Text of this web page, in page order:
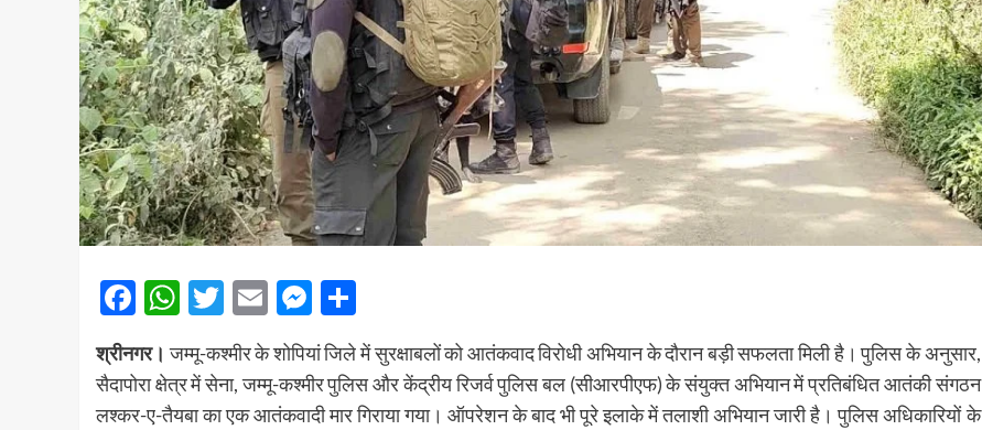
Facebook
WhatsApp
Twitter
EmailMessenger
श्रीनगर। जम्मू-कश्मीर के शोपियां जिले में सुरक्षाबलों को आतंकवाद विरोधी अभियान के दौरान बड़ी सफलता मिली है। पुलिस के अनुसार,
सैदापोरा क्षेत्र में सेना, जम्मू-कश्मीर पुलिस और केंद्रीय रिजर्व पुलिस बल (सीआरपीएफ) के संयुक्त अभियान में प्रतिबंधित आतंकी संगठन
लश्कर-ए-तैयबा का एक आतंकवादी मार गिराया गया। ऑपरेशन के बाद भी पूरे इलाके में तलाशी अभियान जारी है। पुलिस अधिकारियों के